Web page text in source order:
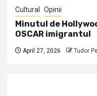
Cultural Opinii
Minutul de
OSCAR imigrantul
April 27, 2026 Tudor